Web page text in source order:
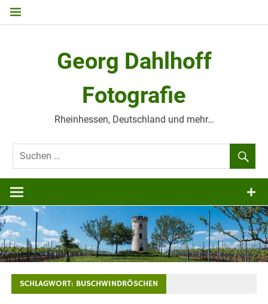
Zum
Georg Dahlhoff
Fotografie
Rheinhessen, Deutschland und mehr…
SCHLAGWORT: BUSCHWINDRÖSCHEN